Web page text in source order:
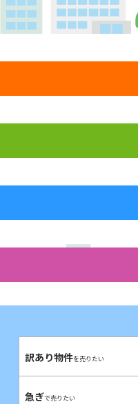
訳あり物件を売りたい
急ぎで売りたい